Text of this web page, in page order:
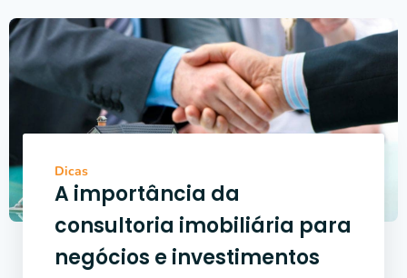
Dicas
A importância da
consultoria imobiliária para
negócios e investimentos